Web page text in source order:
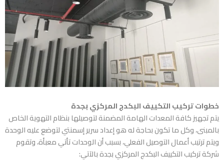
خطوات تركيب التكييف البكدج المركزي بجدة
يتم تجهيز كافة المعدات الهامة المضمنة لتوصيلها بنظام التهوية الخاص
بالمبنى، وكل ما تكون بحاجة له هو إعداد سرير إسمنتي لتوضع عليه الوحدة
ويتم ترتيب أعمال التوصيل الفعلي، بسبب أن الوحدات تأتي معبأة، وتقوم
شركة تركيب التكييف البكدج المركزي بجدةبالآتي: